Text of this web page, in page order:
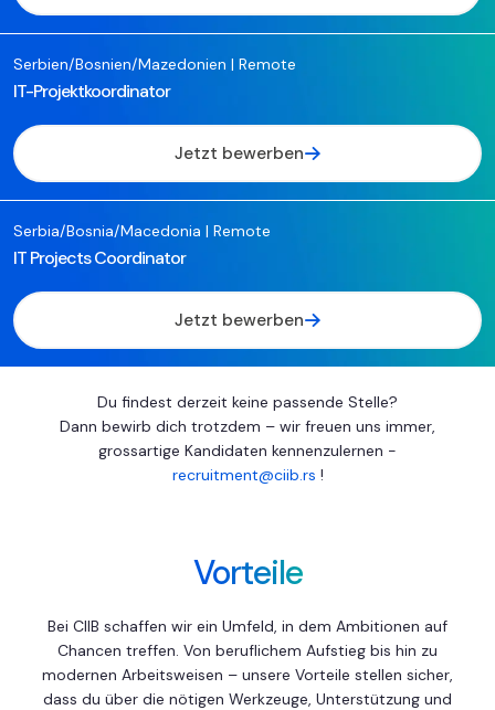
Serbien/Bosnien/Mazedonien | Remote
IT-Projektkoordinator
Jetzt bewerben
Serbia/Bosnia/Macedonia | Remote
IT Projects Coordinator
Jetzt bewerben
Du findest derzeit keine passende Stelle?
Dann bewirb dich trotzdem – wir freuen uns immer,
grossartige Kandidaten kennenzulernen -
recruitment@ciib.rs !
Vorteile
Bei CIIB schaffen wir ein Umfeld, in dem Ambitionen auf
Chancen treffen. Von beruflichem Aufstieg bis hin zu
modernen Arbeitsweisen – unsere Vorteile stellen sicher,
dass du über die nötigen Werkzeuge, Unterstützung und